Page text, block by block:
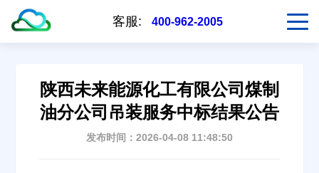
客服: 400-962-2005
陕西未来能源化工有限公司煤制
油分公司吊装服务中标结果公告
发布时间：2026-04-08 11:48:50